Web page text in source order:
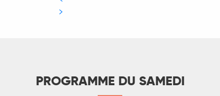
PROGRAMME DU SAMEDI